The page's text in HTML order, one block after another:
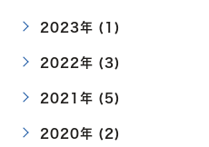
2023年 (1)
2022年 (3)
2021年 (5)
2020年 (2)